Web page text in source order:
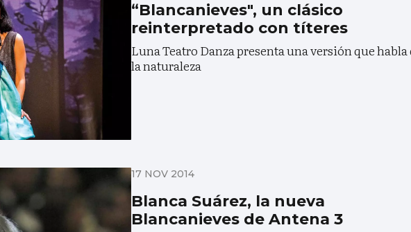
“Blancanieves", un clásico
reinterpretado con títeres
Luna Teatro Danza presenta una versión que habla
la naturaleza
17 NOV 2014
Blanca Suárez, la nueva
Blancanieves de Antena 3